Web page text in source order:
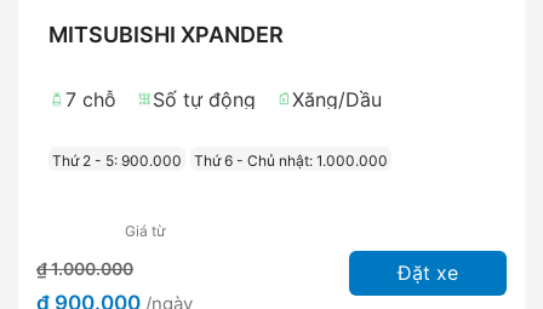
MITSUBISHI XPANDER
7 chỗ Số tự động Xăng/Dầu
Thứ 2 - 5: 900.000 Thứ 6 - Chủ nhật: 1.000.000
Giá từ
₫ 1.000.000
₫ 900.000 /ngày
Đặt xe